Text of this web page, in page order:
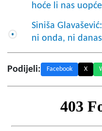
hoće li nas
Siniša
ni onda, ni danas
Podijeli: Facebook X